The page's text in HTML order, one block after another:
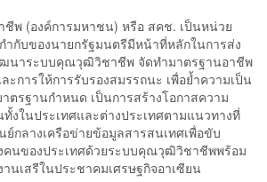
พ (องค์การมหาชน) หรือ สคช. เป็นหน่วย
ำกับของนายกรัฐมนตรีมีหน้าที่หลักในการส่ง
นาระบบคุณวุฒิวิชาชีพ จัดทำมาตรฐานอาชีพ
การให้การรับรองสมรรถนะ เพื่อย้ำความเป็น
ตรฐานกำหนด เป็นการสร้างโอกาสความ
งในประเทศและต่างประเทศตามแนวทางที่
ย์กลางเครือข่ายข้อมูลสารสนเทศเพื่อขับ
คนของประเทศด้วยระบบคุณวุฒิวิชาชีพพร้อม
นเสรีในประชาคมเศรษฐกิจอาเซียน